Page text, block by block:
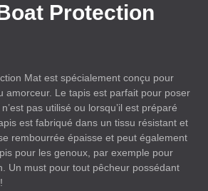
Protection
Mat est spécialement conçu pour
amorceur. Le tapis est parfait pour poser
pas utilisé ou lorsqu’il est préparé
est fabriqué dans un tissu résistant et
rembourrée épaisse et peut également
pour les genoux, par exemple pour
Un must pour tout pêcheur possédant